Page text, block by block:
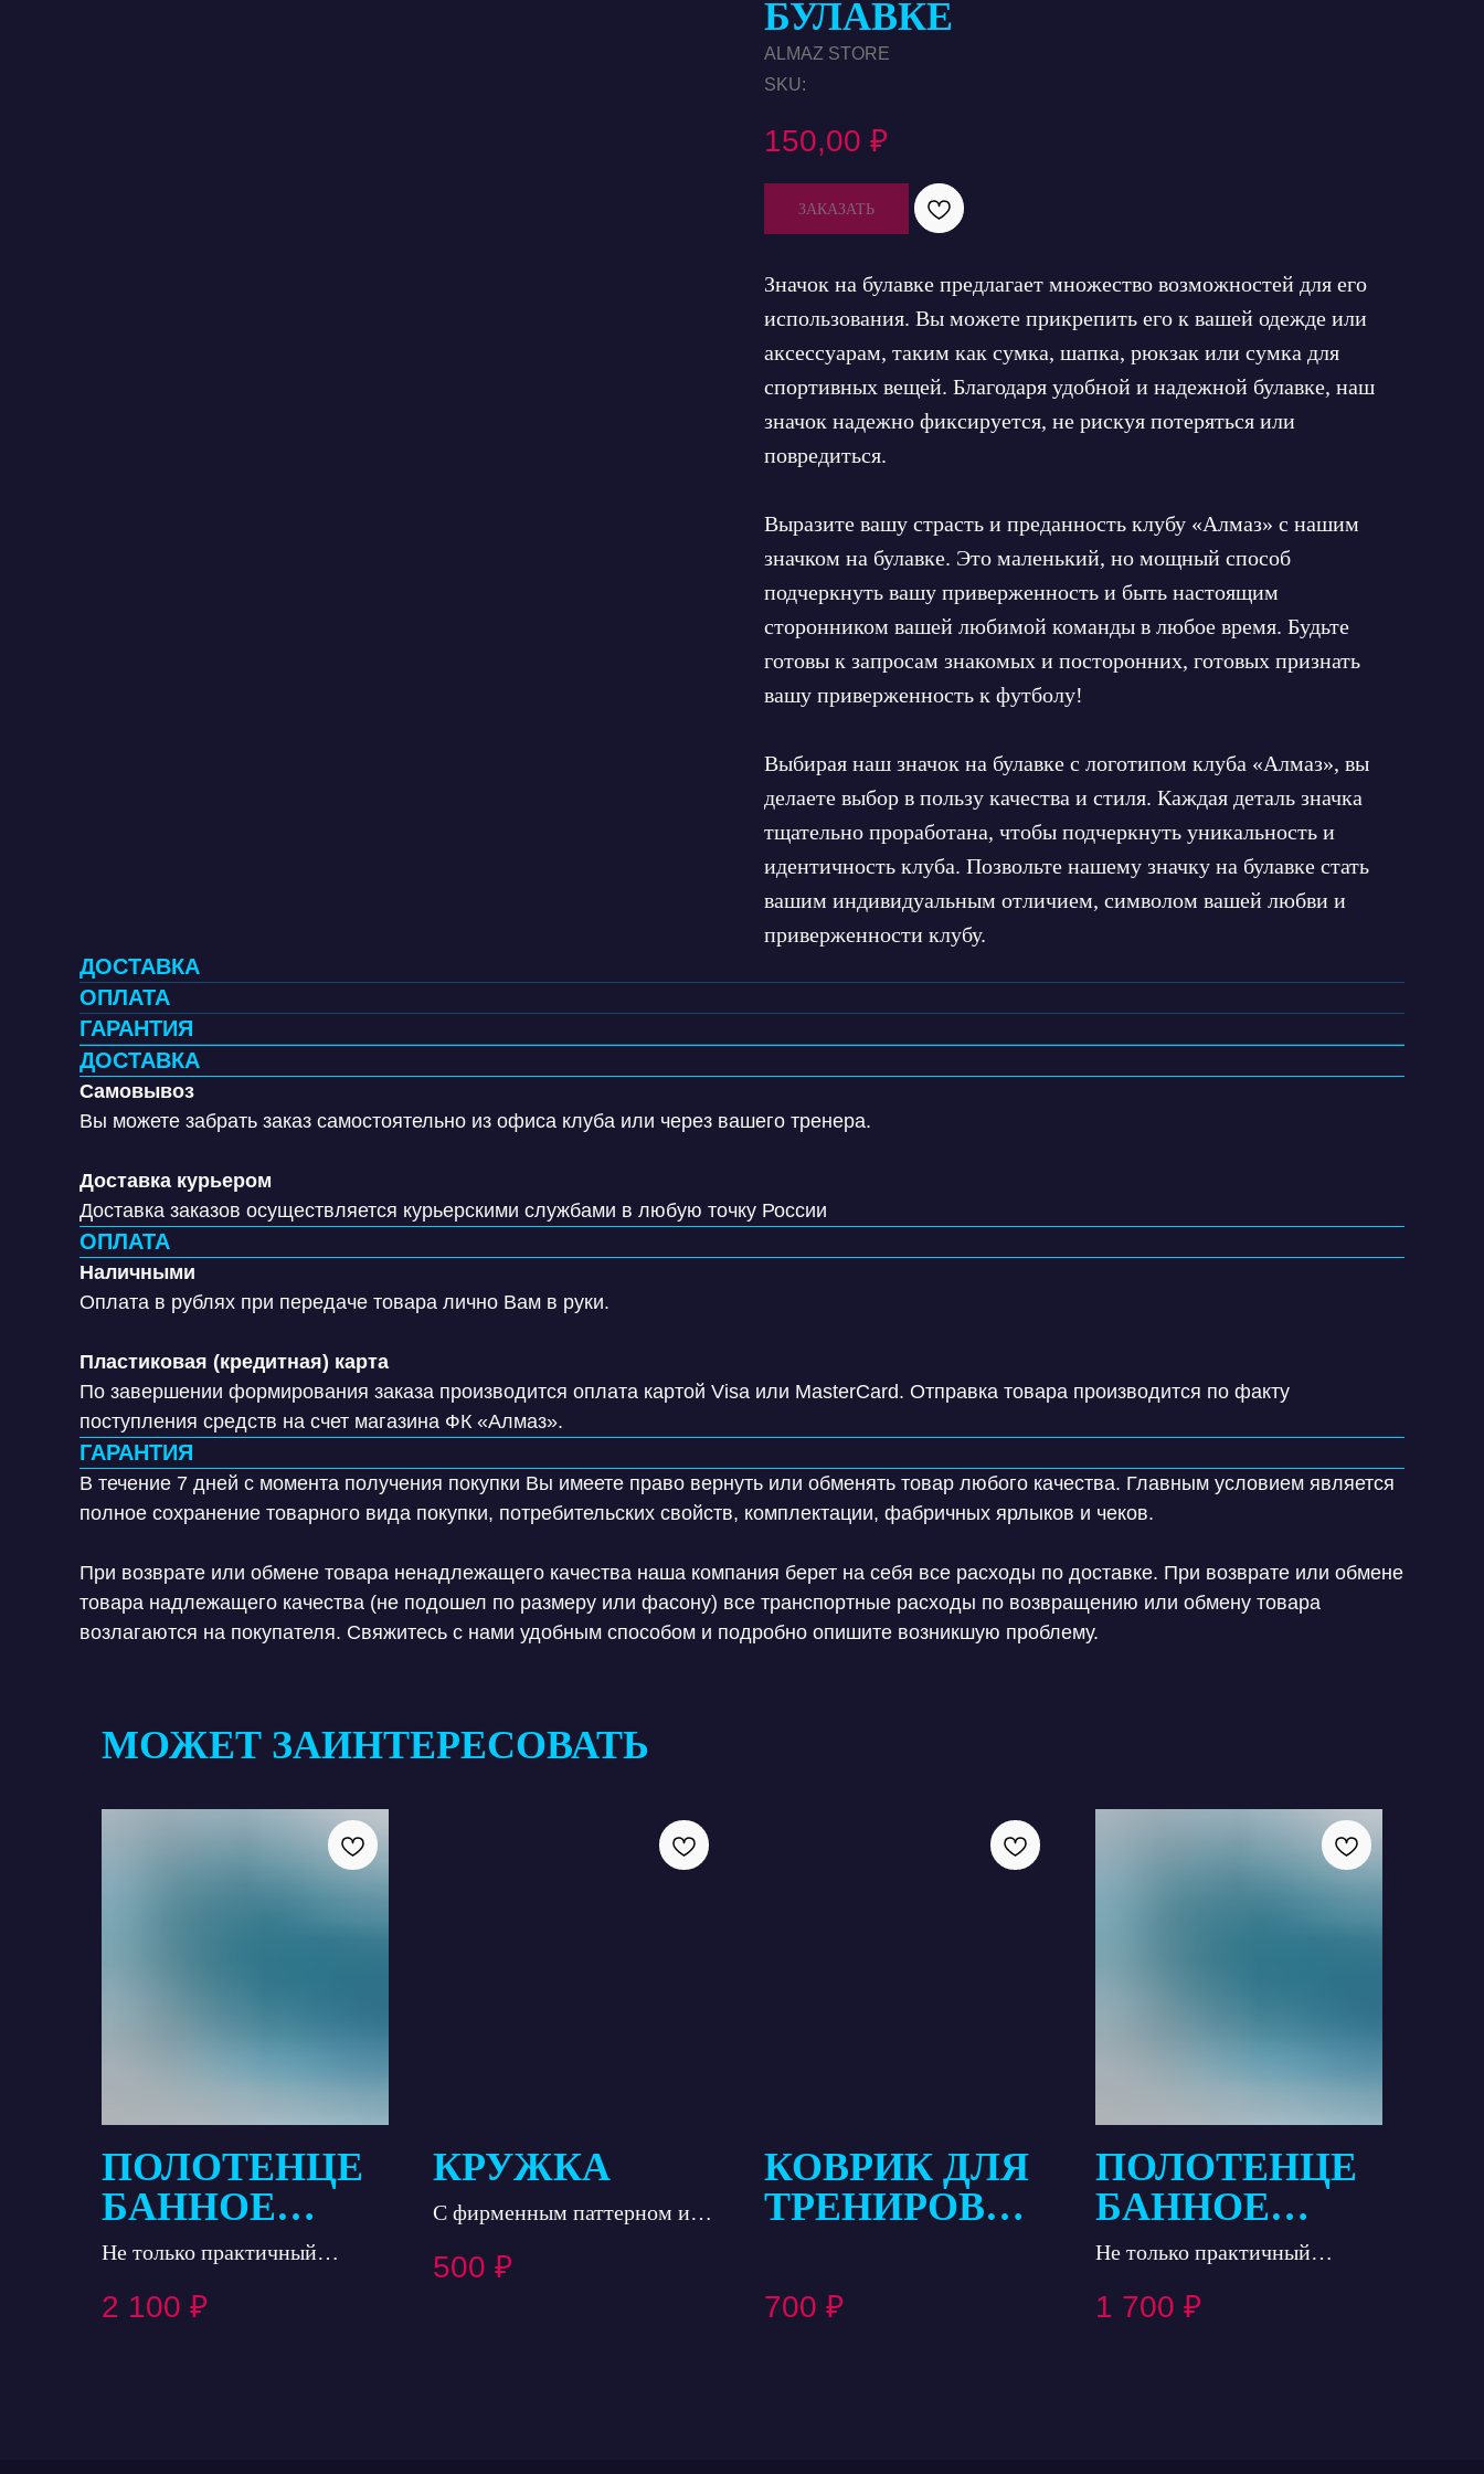
БУЛАВКЕ
ALMAZ STORE
SKU:
150,00 ₽
ЗАКАЗАТЬ
Значок на булавке предлагает множество возможностей для его
использования. Вы можете прикрепить его к вашей одежде или
аксессуарам, таким как сумка, шапка, рюкзак или сумка для
спортивных вещей. Благодаря удобной и надежной булавке, наш
значок надежно фиксируется, не рискуя потеряться или
повредиться.
Выразите вашу страсть и преданность клубу «Алмаз» с нашим
значком на булавке. Это маленький, но мощный способ
подчеркнуть вашу приверженность и быть настоящим
сторонником вашей любимой команды в любое время. Будьте
готовы к запросам знакомых и посторонних, готовых признать
вашу приверженность к футболу!
Выбирая наш значок на булавке с логотипом клуба «Алмаз», вы
делаете выбор в пользу качества и стиля. Каждая деталь значка
тщательно проработана, чтобы подчеркнуть уникальность и
идентичность клуба. Позвольте нашему значку на булавке стать
вашим индивидуальным отличием, символом вашей любви и
приверженности клубу.
ДОСТАВКА
ОПЛАТА
ГАРАНТИЯ
ДОСТАВКА
Самовывоз
Вы можете забрать заказ самостоятельно из офиса клуба или через вашего тренера.
Доставка курьером
Доставка заказов осуществляется курьерскими службами в любую точку России
ОПЛАТА
Наличными
Оплата в рублях при передаче товара лично Вам в руки.
Пластиковая (кредитная) карта
По завершении формирования заказа производится оплата картой Visa или MasterCard. Отправка товара производится по факту
поступления средств на счет магазина ФК «Алмаз».
ГАРАНТИЯ
В течение 7 дней с момента получения покупки Вы имеете право вернуть или обменять товар любого качества. Главным условием является
полное сохранение товарного вида покупки, потребительских свойств, комплектации, фабричных ярлыков и чеков.
При возврате или обмене товара ненадлежащего качества наша компания берет на себя все расходы по доставке. При возврате или обмене
товара надлежащего качества (не подошел по размеру или фасону) все транспортные расходы по возвращению или обмену товара
возлагаются на покупателя. Свяжитесь с нами удобным способом и подробно опишите возникшую проблему.
МОЖЕТ ЗАИНТЕРЕСОВАТЬ
ПОЛОТЕНЦЕ
БАННОЕ
БОЛЬШОЕ
Не только практичный
аксессуар.
2 100 ₽
КРУЖКА
С фирменным паттерном и
500 ₽
КОВРИК ДЛЯ
ТРЕНИРОВКИ
МЯЧА ,
НЕСКОЛЬЗЯ
700 ₽
ПОЛОТЕНЦЕ
БАННОЕ
СРЕДНЕЕ
Не только практичный
аксессуар.
1 700 ₽